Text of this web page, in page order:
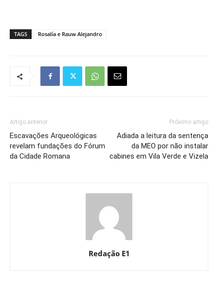
TAGS Rosalía e Rauw Alejandro
Artigo anterior
Escavações Arqueológicas
revelam fundações do Fórum
da Cidade Romana
Próximo artigo
Adiada a leitura da sentença
da MEO por não instalar
cabines em Vila Verde e Vizela
Redação E1